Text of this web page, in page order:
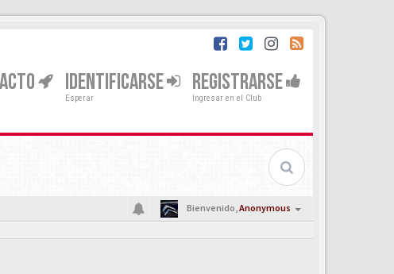
IDENTIFICARSE
Esperar
REGISTRARSE
Ingresar en el Club
Bienvenido,Anonymous